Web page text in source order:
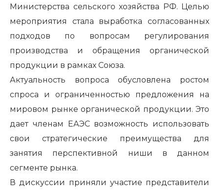
Министерства сельского хозяйства РФ. Целью
мероприятия стала выработка согласованных
подходов по вопросам регулирования
производства и обращения органической
продукции в рамках Союза.
Актуальность вопроса обусловлена ростом
спроса и ограниченностью предложения на
мировом рынке органической продукции. Это
дает членам ЕАЭС возможность использовать
свои стратегические преимущества для
занятия перспективной ниши в данном
сегменте рынка.
В дискуссии приняли участие представители